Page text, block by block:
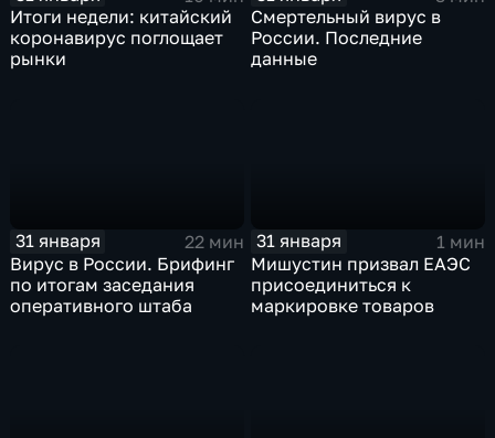
Итоги недели: китайский
коронавирус поглощает
рынки
Смертельный вирус в
России. Последние
данные
31 января
22 мин
Вирус в России. Брифинг
по итогам заседания
оперативного штаба
31 января
1 мин
Мишустин призвал ЕАЭС
присоединиться к
маркировке товаров